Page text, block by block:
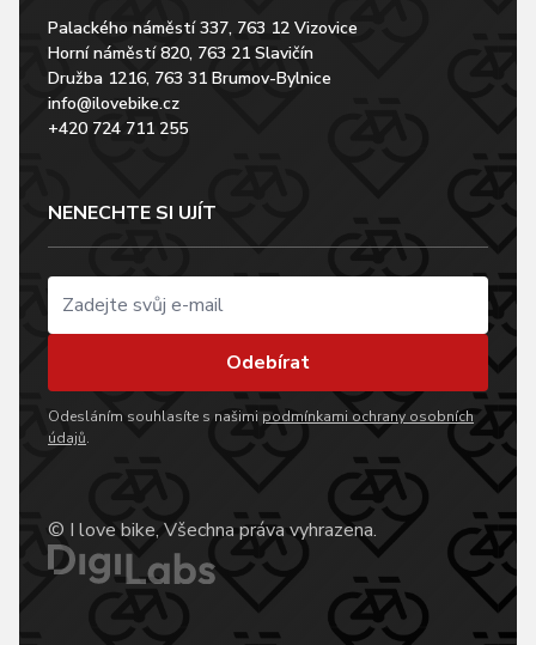
Palackého náměstí 337, 763 12 Vizovice
Horní náměstí 820, 763 21 Slavičín
Družba 1216, 763 31 Brumov-Bylnice
info@ilovebike.cz
+420 724 711 255
NENECHTE SI UJÍT
Odebírat
Odesláním souhlasíte s našimi podmínkami ochrany osobních
údajů.
© I love bike, Všechna práva vyhrazena.